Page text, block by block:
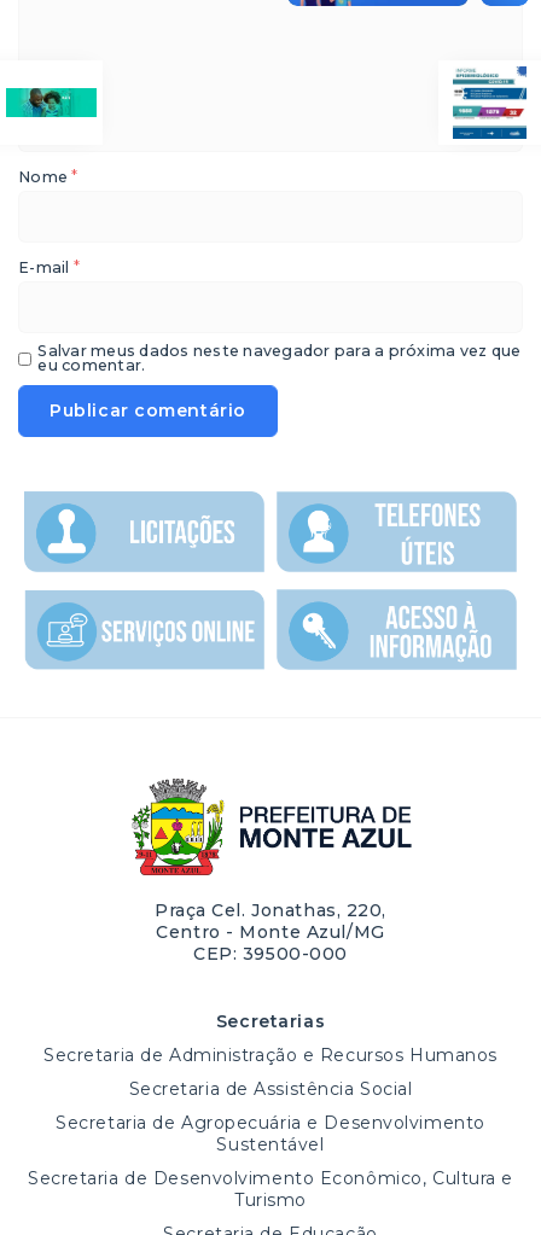
Nome*
E-mail *
Salvar meus dados neste navegador para a próxima vez que
eu comentar.
Praça Cel. Jonathas, 220,
Centro - Monte Azul/MG
CEP: 39500-000
Secretarias
Secretaria de Administração e Recursos Humanos
Secretaria de Assistência Social
Secretaria de Agropecuária e Desenvolvimento
Sustentável
Secretaria de Desenvolvimento Econômico, Cultura e
Turismo